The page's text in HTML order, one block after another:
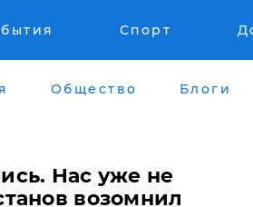
Спорт
Общество Блоги
Нас уже не
возомнил